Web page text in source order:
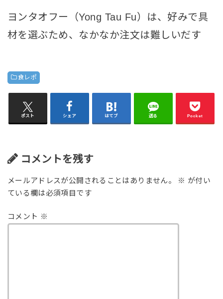
ヨンタオフー（Yong Tau Fu）は、好みで具
材を選ぶため、なかなか注文は難しいだす
食レポ
ポスト シェア はてブ 送る Pocket
コメントを残す
メールアドレスが公開されることはありません。 ※ が付い
ている欄は必須項目です
コメント ※